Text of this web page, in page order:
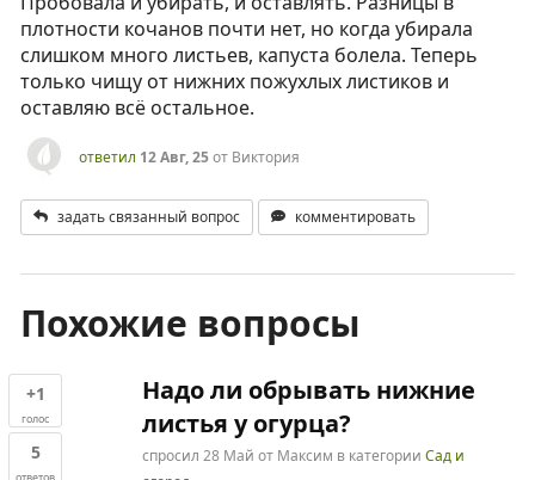
плотности кочанов почти нет, но когда убирала
слишком много листьев, капуста болела. Теперь
только чищу от нижних пожухлых листиков и
оставляю всё остальное.
ответил 12 Авг, 25от Виктория
задать связанный вопрос комментировать
Похожие вопросы
+1
голос
5
Надо ли обрывать нижние
листья у огурца?
спросил 28 Май от Максим в категории Сад и